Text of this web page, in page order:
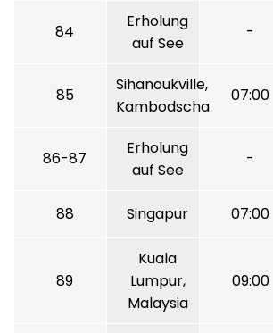
84
Erholung
auf See
-
85
Sihanoukville,
Kambodscha
07:00
86-87
Erholung
auf See
-
88 Singapur 07:00
89
Kuala
Lumpur,
Malaysia
09:00